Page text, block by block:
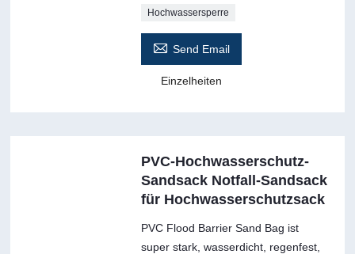
Hochwassersperre
 Send Email
Einzelheiten
PVC-Hochwasserschutz-
Sandsack Notfall-Sandsack
für Hochwasserschutzsack
PVC Flood Barrier Sand Bag ist
super stark, wasserdicht, regenfest,